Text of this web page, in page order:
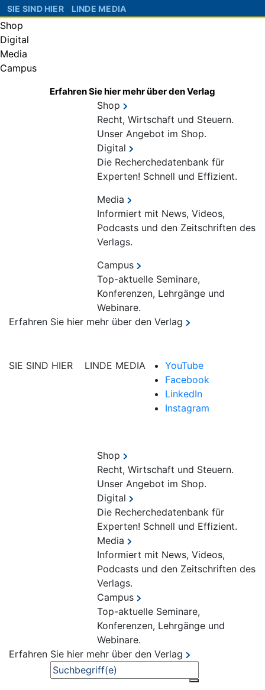
SIE SIND HIER LINDE MEDIA
Shop
Digital
Media
Campus
Erfahren Sie hier mehr über den Verlag
Shop
Recht, Wirtschaft und Steuern.
Unser Angebot im Shop.
Digital
Die Recherchedatenbank für
Experten! Schnell und Effizient.
Media
Informiert mit News, Videos,
Podcasts und den Zeitschriften des
Verlags.
Campus
Top-aktuelle Seminare,
Konferenzen, Lehrgänge und
Webinare.
Erfahren Sie hier mehr über den Verlag
SIE SIND HIER LINDE MEDIA
YouTube
Facebook
LinkedIn
Instagram
Shop
Recht, Wirtschaft und Steuern.
Unser Angebot im Shop.
Digital
Die Recherchedatenbank für
Experten! Schnell und Effizient.
Media
Informiert mit News, Videos,
Podcasts und den Zeitschriften des
Verlags.
Campus
Top-aktuelle Seminare,
Konferenzen, Lehrgänge und
Webinare.
Erfahren Sie hier mehr über den Verlag
Suche